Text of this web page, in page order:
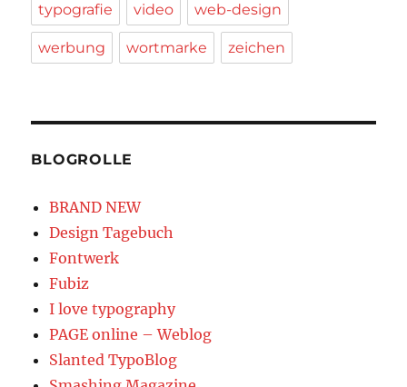
typografie video web-design
werbung wortmarke zeichen
BLOGROLLE
BRAND NEW
Design Tagebuch
Fontwerk
Fubiz
I love typography
PAGE online – Weblog
Slanted TypoBlog